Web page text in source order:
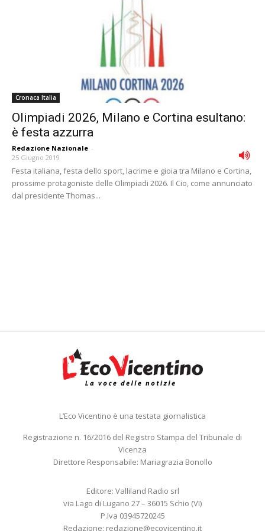
Cronaca Italia
Olimpiadi 2026, Milano e Cortina esultano:
è festa azzurra
Redazione Nazionale -
25 Giugno 2019
Festa italiana, festa dello sport, lacrime e gioia tra Milano e Cortina,
prossime protagoniste delle Olimpiadi 2026. Il Cio, come annunciato
dal presidente Thomas...
L’Eco Vicentino è una testata giornalistica
Registrazione n. 16/2016 del Registro Stampa del Tribunale di
Vicenza
Direttore Responsabile: Mariagrazia Bonollo
Editore: Valliland Radio srl
via Lago di Lugano 27 – 36015 Schio (VI)
P.Iva 03945720245
Redazione: redazione@ecovicentino.it